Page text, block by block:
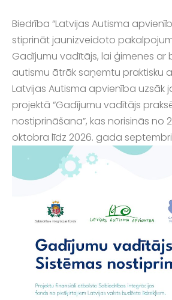
Biedrība “Latvijas Autisma
stiprināt jaunizveidoto
Gadījumu vadītājs, lai ģimenes ar
autismu ātrāk saņemtu praktisku
Latvijas Autisma apvienība uzsāk
projektā “Gadījumu vadītājs
nostiprināšana”, kas norisinās no
oktobra līdz 2026. gada